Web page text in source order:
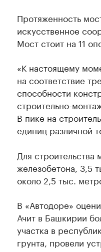
Протяженность
искусственное
Мост стоит на 11
«К настоящему
на соответствие
способности
строительно-
В пике на
единиц различной
Для
железобетона, 3,5
около 2,5 тыс.
В «Автодоре»
Ачит в Башкирии
участка в
грунта, провели